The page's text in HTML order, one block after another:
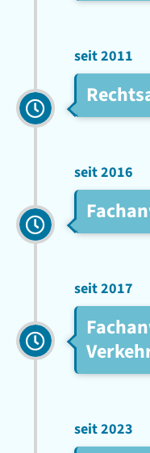
seit 2011
seit 2016
seit 2017
seit 2023